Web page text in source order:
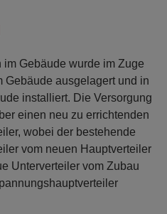
im Gebäude wurde im Zuge
Gebäude ausgelagert und in
installiert. Die Versorgung
einen neu zu errichtenden
wobei der bestehende
vom neuen Hauptverteiler
Unterverteiler vom Zubau